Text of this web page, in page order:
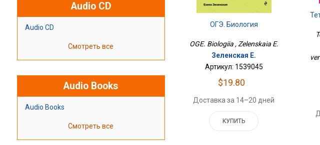
Audio CD
Audio CD
Смотреть все
Audio Books
Audio Books
Смотреть все
ОГЭ. Биология
OGE. Biologiia , Zelenskaia E.
Зеленская Е.
Артикул: 1539045
$19.80
Доставка за 14–20 дней
КУПИТЬ